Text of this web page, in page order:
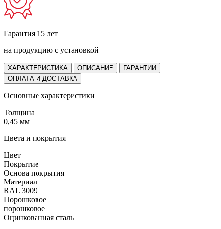
Гарантия 15 лет
на продукцию с установкой
ХАРАКТЕРИСТИКА ОПИСАНИЕ
ГАРАНТИИ
ОПЛАТА И ДОСТАВКА
Основные характеристики
Толщина
0,45 мм
Цвета и покрытия
Цвет
Покрытие
Основа покрытия
Материал
RAL 3009
Порошковое
порошковое
Оцинкованная сталь